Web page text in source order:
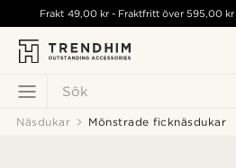
Sök
Frakt 49,00 kr- Fraktfritt över595,00 kr
Näsdukar Mönstrade ficknäsdukar